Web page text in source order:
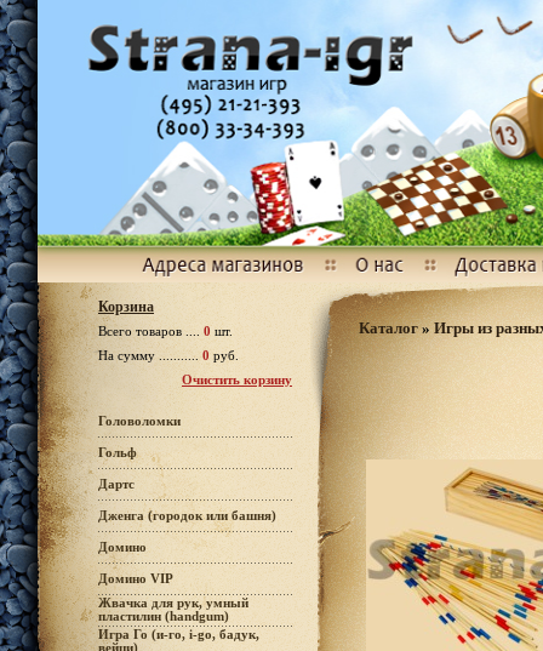
Корзина
Всего товаров .... 0 шт.
На сумму ...........0 руб.
Очистить корзину
Головоломки
Гольф
Дартс
Дженга (городок или башня)
Домино
Домино VIP
Жвачка для рук, умный
пластилин (handgum)
Игра Го (и-го, i-go, бадук,
вейци)
Каталог»Игры из